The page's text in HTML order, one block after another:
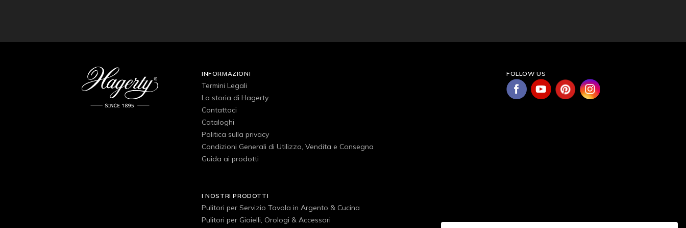
INFORMAZIONI
Termini Legali
La storia di Hagerty
Contattaci
Cataloghi
Politica sulla privacy
Condizioni Generali di Utilizzo, Vendita e Consegna
Guida ai prodotti
I NOSTRI PRODOTTI
Pulitori per Servizio Tavola in Argento & Cucina
Pulitori per Gioielli, Orologi & Accessori
FOLLOW US